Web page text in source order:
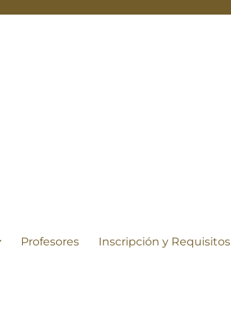
Profesores Inscripción y Requisitos